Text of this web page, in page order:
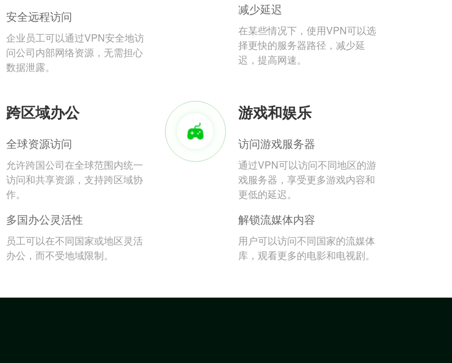
安全远程访问
企业员工可以通过VPN安全地访
问公司内部网络资源，无需担心
数据泄露。
减少延迟
在某些情况下，使用VPN可以选
择更快的服务器路径，减少延
迟，提高网速。
跨区域办公
全球资源访问
允许跨国公司在全球范围内统一
访问和共享资源，支持跨区域协
作。
多国办公灵活性
员工可以在不同国家或地区灵活
办公，而不受地域限制。
游戏和娱乐
访问游戏服务器
通过VPN可以访问不同地区的游
戏服务器，享受更多游戏内容和
更低的延迟。
解锁流媒体内容
用户可以访问不同国家的流媒体
库，观看更多的电影和电视剧。